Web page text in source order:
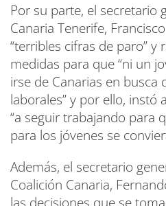
Por su parte, el secretario
Canaria Tenerife,
“terribles cifras de paro” y
medidas para que “ni un
irse de Canarias en busca
laborales” y por ello, instó
“a seguir trabajando para
para los jóvenes se
Además, el secretario
Coalición Canaria,
las decisiones que se